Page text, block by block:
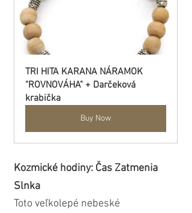
TRI HITA KARANA NÁRAMOK
"ROVNOVÁHA" + Darčeková
krabička
Buy Now
Kozmické hodiny: Čas Zatmenia
Slnka
Toto veľkolepé nebeské